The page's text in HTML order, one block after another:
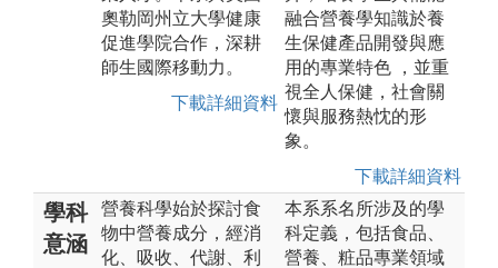
奧勒岡州立大學健康
促進學院合作，深耕
師生國際移動力。
下載詳細資料
融合營養學知識於養
生保健產品開發與應
用的專業特色 ，並重
視全人保健，社會關
懷與服務熱忱的形
象。
下載詳細資料
學科
意涵
營養科學始於探討食
物中營養成分，經消
化、吸收、代謝、利
本系系名所涉及的學
科定義，包括食品、
營養、粧品專業領域